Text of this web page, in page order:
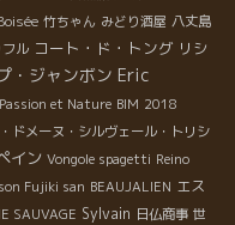
竹ちゃん みどり酒屋 八丈島
ル コート・ド・トング リシ
・ジャンボン Eric
et Nature BIM 2018
ドメーヌ・シルヴェール・トリシ
イン Vongole spagetti Reino
Fujiki san BEAUJALIEN エス
SAUVAGE Sylvain 日仏商事 世